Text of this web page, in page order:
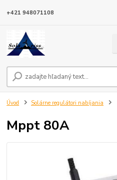
+421 948071108
Úvod Solárne regulátori nabíjania
Mppt 80A